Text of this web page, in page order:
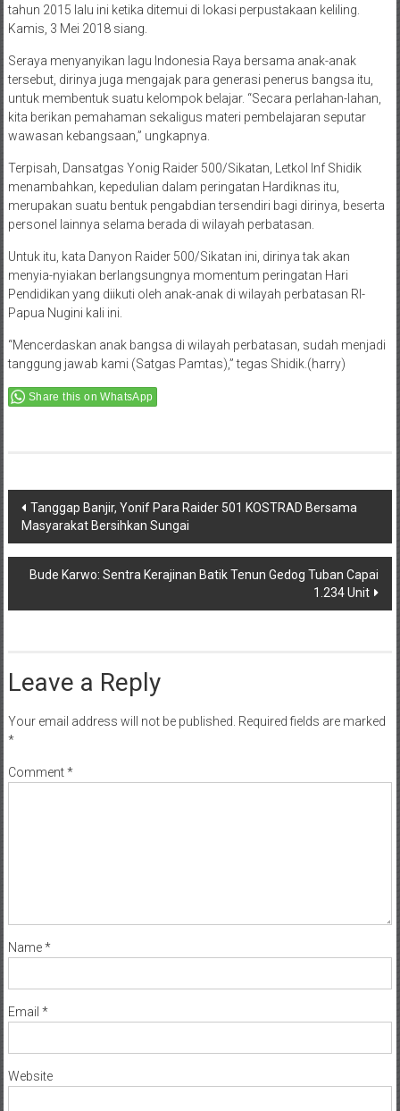
tahun 2015 lalu ini ketika ditemui di lokasi perpustakaan keliling.
Kamis, 3 Mei 2018 siang.
Seraya menyanyikan lagu Indonesia Raya bersama anak-anak
tersebut, dirinya juga mengajak para generasi penerus bangsa itu,
untuk membentuk suatu kelompok belajar. “Secara perlahan-lahan,
kita berikan pemahaman sekaligus materi pembelajaran seputar
wawasan kebangsaan,” ungkapnya.
Terpisah, Dansatgas Yonig Raider 500/Sikatan, Letkol Inf Shidik
menambahkan, kepedulian dalam peringatan Hardiknas itu,
merupakan suatu bentuk pengabdian tersendiri bagi dirinya, beserta
personel lainnya selama berada di wilayah perbatasan.
Untuk itu, kata Danyon Raider 500/Sikatan ini, dirinya tak akan
menyia-nyiakan berlangsungnya momentum peringatan Hari
Pendidikan yang diikuti oleh anak-anak di wilayah perbatasan RI-
Papua Nugini kali ini.
“Mencerdaskan anak bangsa di wilayah perbatasan, sudah menjadi
tanggung jawab kami (Satgas Pamtas),” tegas Shidik.(harry)
Share this on WhatsApp
Post
navigation
Tanggap Banjir, Yonif Para Raider 501 KOSTRAD Bersama
Masyarakat Bersihkan Sungai
Bude Karwo: Sentra Kerajinan Batik Tenun Gedog Tuban Capai
1.234 Unit
Leave a Reply
Your email address will not be published. Required fields are marked
*
Comment*
Name*
Email *
Website